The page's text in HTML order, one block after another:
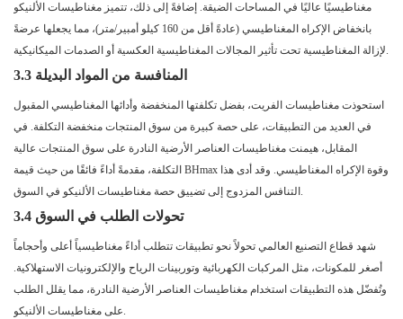
مغناطيسيًا عاليًا في المساحات الضيقة. إضافةً إلى ذلك، تتميز مغناطيسات الألنيكو
بانخفاض الإكراه المغناطيسي (عادةً أقل من 160 كيلو أمبير/متر)، مما يجعلها عرضةً
لإزالة المغناطيسية تحت تأثير المجالات المغناطيسية العكسية أو الصدمات الميكانيكية.
3.3 المنافسة من المواد البديلة
استحوذت مغناطيسات الفريت، بفضل تكلفتها المنخفضة وأدائها المغناطيسي المقبول
في العديد من التطبيقات، على حصة كبيرة من سوق المنتجات منخفضة التكلفة. في
المقابل، هيمنت مغناطيسات العناصر الأرضية النادرة على سوق المنتجات عالية
التكلفة، مقدمةً أداءً فائقًا من حيث قيمة BHmax وقوة الإكراه المغناطيسي. وقد أدى هذا
التنافس المزدوج إلى تضييق حصة مغناطيسات الألنيكو في السوق.
3.4 تحولات الطلب في السوق
شهد قطاع التصنيع العالمي تحولاً نحو تطبيقات تتطلب أداءً مغناطيسياً أعلى وأحجاماً
أصغر للمكونات، مثل المركبات الكهربائية وتوربينات الرياح والإلكترونيات الاستهلاكية.
وتُفضّل هذه التطبيقات استخدام مغناطيسات العناصر الأرضية النادرة، مما يقلل الطلب
على مغناطيسات الألنيكو.